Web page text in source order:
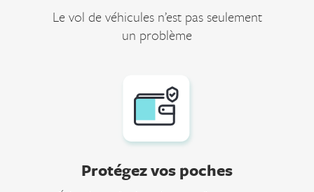
Le vol de véhicules n’est pas seulement
un problème
Protégez vos poches